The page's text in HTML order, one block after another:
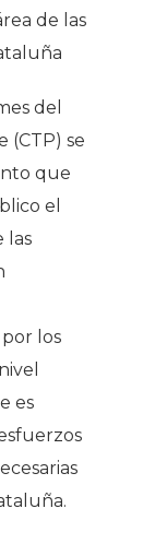
de las
del
(CTP) se
que
el
las
los
es